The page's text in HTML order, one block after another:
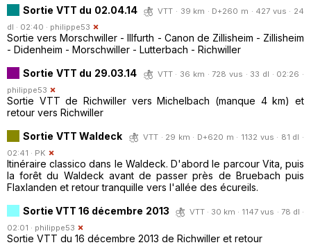
Sortie VTT du 02.04.14
VTT · 39 km · D+260 m · 427 vus · 24
dl · 02:40 · philippe53
Sortie vers Morschwiller - Illfurth - Canon de Zillisheim - Zillisheim
- Didenheim - Morschwiller - Lutterbach - Richwiller
Sortie VTT du 29.03.14
VTT · 36 km · 728 vus · 33 dl · 02:26 ·
philippe53
Sortie VTT de Richwiller vers Michelbach (manque 4 km) et
retour vers Richwiller
Sortie VTT Waldeck
VTT · 29 km · D+620 m · 1132 vus · 81 dl ·
02:41 · PK
Itinéraire classico dans le Waldeck. D'abord le parcour Vita, puis
la forêt du Waldeck avant de passer près de Bruebach puis
Flaxlanden et retour tranquille vers l'allée des écureils.
Sortie VTT 16 décembre 2013
VTT · 30 km · 1147 vus · 78 dl ·
02:01 · philippe53
Sortie VTT du 16 décembre 2013 de Richwiller et retour